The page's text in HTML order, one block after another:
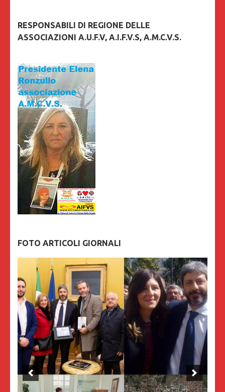
RESPONSABILI DI REGIONE DELLE
ASSOCIAZIONI A.U.F.V, A.I.F.V.S, A.M.C.V.S.
FOTO ARTICOLI GIORNALI